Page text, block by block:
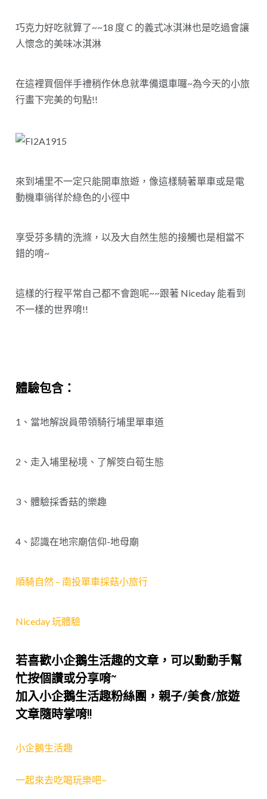
巧克力好吃就算了~~18 度 C 的義式冰淇淋也是吃過會讓
人懷念的美味冰淇淋
在這裡買個伴手禮稍作休息就準備還車囉~為今天的小旅
行畫下完美的句點!!
來到埔里不一定只能開車旅遊，像這樣騎著單車或是電
動機車徜徉於綠色的小徑中
享受芬多精的洗滌，以及大自然生態的接觸也是相當不
錯的唷~
這樣的行程平常自己都不會跑呢~~跟著 Niceday 能看到
不一樣的世界唷!!
體驗包含：
1、當地解說員帶領騎行埔里單車道
2、走入埔里秘境、了解筊白筍生態
3、體驗採香菇的樂趣
4、認識在地宗廟信仰-地母廟
順騎自然 – 南投單車採菇小旅行
Niceday 玩體驗
若喜歡小企鵝生活趣的文章，可以動動手幫
忙按個讚或分享唷~
加入小企鵝生活趣粉絲團，親子/美食/旅遊
文章隨時掌唷!!
小企鵝生活趣
一起來去吃喝玩樂吧~